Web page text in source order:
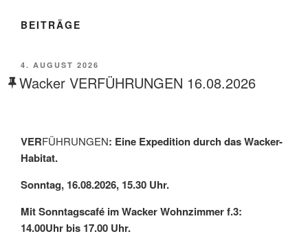
BEITRÄGE
VERÖFFENTLICHT
AM
4. AUGUST 2026
Wacker VERFÜHRUNGEN 16.08.2026
VERFÜHRUNGEN: Eine Expedition durch das Wacker-
Habitat.
Sonntag, 16.08.2026, 15.30 Uhr.
Mit Sonntagscafé im Wacker Wohnzimmer f.3:
14.00Uhr bis 17.00 Uhr.